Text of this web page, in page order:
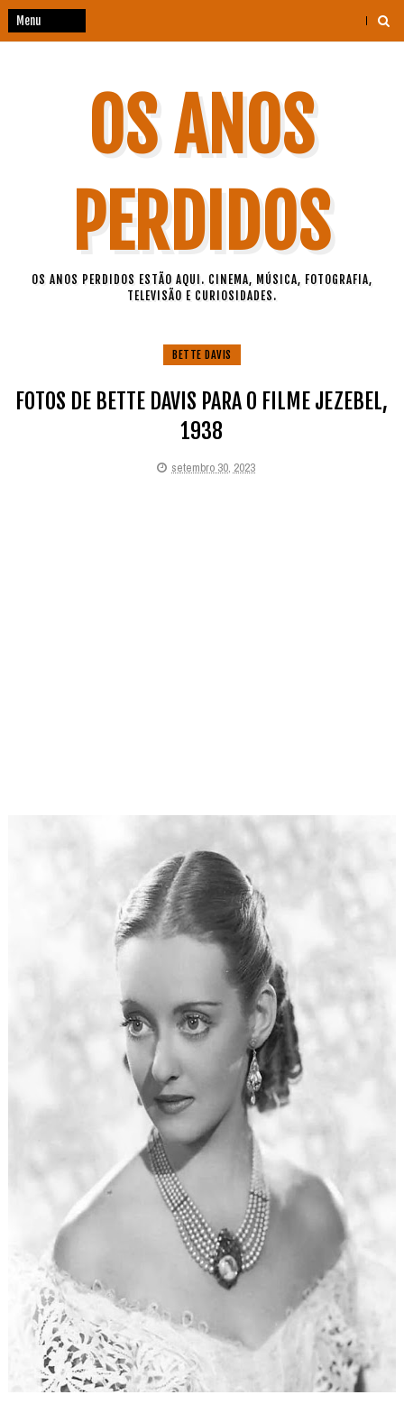
OS ANOS
PERDIDOS
OS ANOS PERDIDOS ESTÃO AQUI. CINEMA, MÚSICA, FOTOGRAFIA,
TELEVISÃO E CURIOSIDADES.
BETTE DAVIS
FOTOS DE BETTE DAVIS PARA O FILME JEZEBEL,
1938
setembro 30, 2023